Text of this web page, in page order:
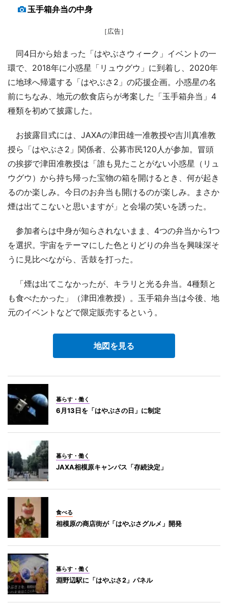
玉手箱弁当の中身
［広告］
同4日から始まった「はやぶさウィーク」イベントの一
環で、2018年に小惑星「リュウグウ」に到着し、2020年
に地球へ帰還する「はやぶさ2」の応援企画。小惑星の名
前にちなみ、地元の飲食店らが考案した「玉手箱弁当」4
種類を初めて披露した。
お披露目式には、JAXAの津田雄一准教授や吉川真准教
授ら「はやぶさ2」関係者、公募市民120人が参加。冒頭
の挨拶で津田准教授は「誰も見たことがない小惑星（リュ
ウグウ）から持ち帰った宝物の箱を開けるとき、何が起き
るのか楽しみ。今日のお弁当も開けるのが楽しみ。まさか
煙は出てこないと思いますが」と会場の笑いを誘った。
参加者らは中身が知らされないまま、4つの弁当から1つ
を選択。宇宙をテーマにした色とりどりの弁当を興味深そ
うに見比べながら、舌鼓を打った。
「煙は出てこなかったが、キラリと光る弁当。4種類と
も食べたかった」（津田准教授）。玉手箱弁当は今後、地
元のイベントなどで限定販売するという。
地図を見る
暮らす・働く
6月13日を「はやぶさの日」に制定
暮らす・働く
JAXA相模原キャンパス「存続決定」
食べる
相模原の商店街が「はやぶさグルメ」開発
暮らす・働く
淵野辺駅に「はやぶさ2」パネル